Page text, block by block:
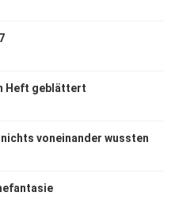
Heft geblättert
nichts voneinander wussten